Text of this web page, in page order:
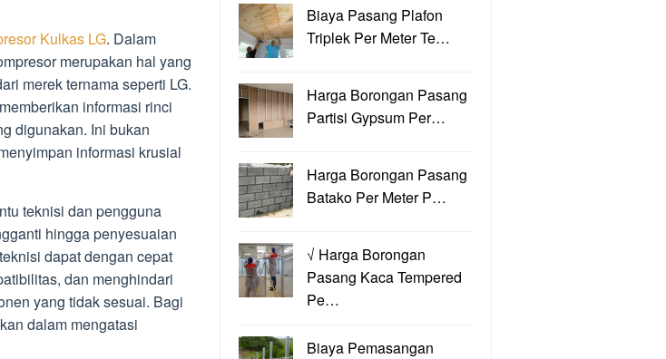
Kulkas LG. Dalam
merupakan hal yang
merek ternama seperti LG.
informasi rinci
digunakan. Ini bukan
informasi krusial
teknisi dan pengguna
hingga penyesuaian
dapat dengan cepat
dan menghindari
yang tidak sesuai. Bagi
dalam mengatasi
Biaya Pasang Plafon
Triplek Per Meter Te…
Harga Borongan Pasang
Partisi Gypsum Per…
Harga Borongan Pasang
Batako Per Meter P…
√ Harga Borongan
Pasang Kaca Tempered
Pe…
Biaya Pemasangan